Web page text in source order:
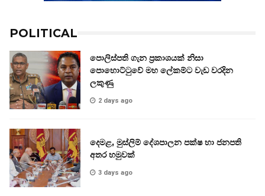
POLITICAL
පොලිස්පති ගැන ප්‍රකාශයක් නිසා
පොහොට්ටුවේ මහ ලේකම්ට වැඩ වරදින
ලකුණු
2 days ago
දෙමළ, මුස්ලිම් දේශපාලන පක්ෂ හා ජනපති
අතර හමුවක්
3 days ago